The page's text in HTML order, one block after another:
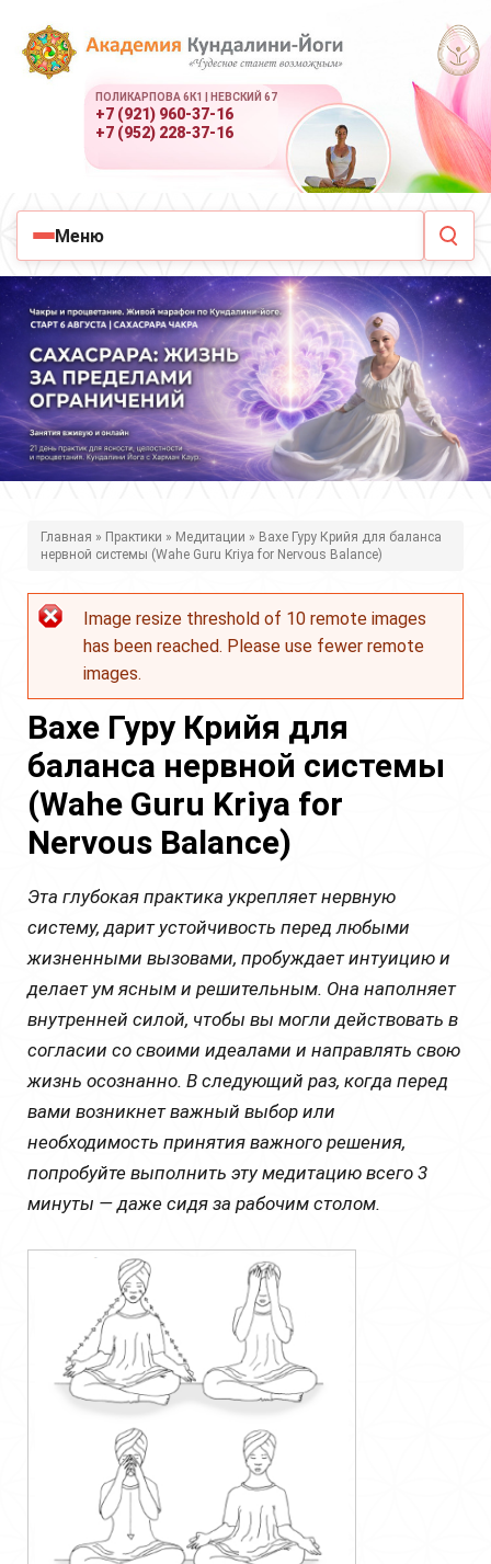
ПОЛИКАРПОВА 6К1 | НЕВСКИЙ 67
+7 (921) 960-37-16
+7 (952) 228-37-16
Меню
с
ь
Главная » Практики » Медитации » Вахе Гуру Крийя для баланса
нервной системы (Wahe Guru Kriya for Nervous Balance)
Сообщение
ошибке
Image resize threshold of 10 remote images
has been reached. Please use fewer remote
images.
Вахе Гуру Крийя для
баланса нервной системы
(Wahe Guru Kriya for
Nervous Balance)
Эта глубокая практика укрепляет нервную
систему, дарит устойчивость перед любыми
жизненными вызовами, пробуждает интуицию и
делает ум ясным и решительным. Она наполняет
внутренней силой, чтобы вы могли действовать в
согласии со своими идеалами и направлять свою
жизнь осознанно. В следующий раз, когда перед
вами возникнет важный выбор или
необходимость принятия важного решения,
попробуйте выполнить эту медитацию всего 3
минуты — даже сидя за рабочим столом.